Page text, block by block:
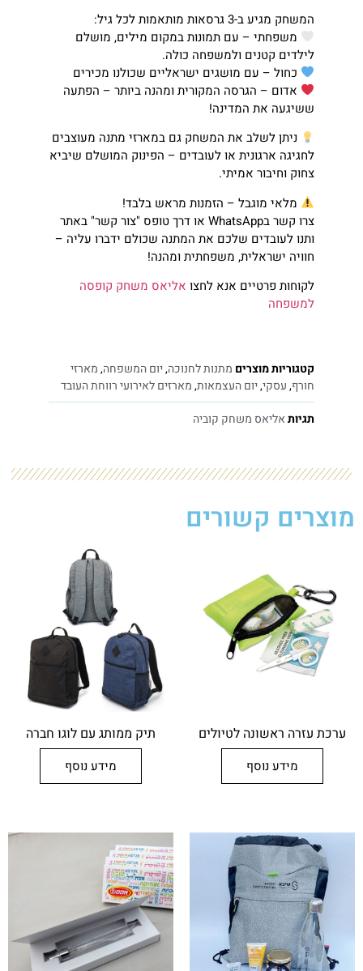
המשחק מגיע ב-3 גרסאות מותאמות לכל גיל:
משפחתי – עם תמונות במקום מילים, מושלם
לילדים קטנים ולמשפחה כולה.
כחול – עם מושגים ישראליים שכולנו מכירים
אדום – הגרסה המקורית ומהנה ביותר – הפתעה
ששיגעה את המדינה!
ניתן לשלב את המשחק גם במארזי מתנה מעוצבים
לחגיגה ארגונית או לעובדים – הפינוק המושלם שיביא
צחוק וחיבור אמיתי.
מלאי מוגבל – הזמנות מראש בלבד!
צרו קשר בWhatsApp או דרך טופס "צור קשר" באתר
ותנו לעובדים שלכם את המתנה שכולם ידברו עליה –
חוויה ישראלית, משפחתית ומהנה!
לקוחות פרטיים אנא לחצו אליאס משחק קופסה
למשפחה
קטגוריות מוצרים מתנות לחנוכה,יום המשפחה,מארזי
חורף,עסקי,יום העצמאות,מארזים לאירועי רווחת העובד
תגיותאליאס משחק קוביה
מוצרים קשורים
ערכת עזרה ראשונה לטיולים
מידע נוסף
תיק ממותג עם לוגו חברה
מידע נוסף